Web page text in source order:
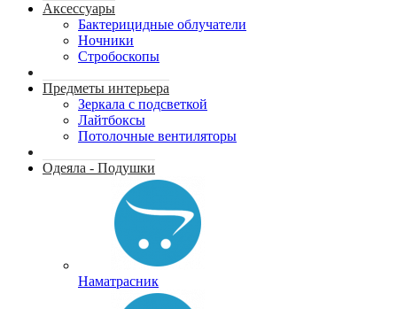
Аксессуары
Бактерицидные облучатели
Ночники
Стробоскопы
Предметы интерьера
Зеркала с подсветкой
Лайтбоксы
Потолочные вентиляторы
Одеяла - Подушки
Наматрасник